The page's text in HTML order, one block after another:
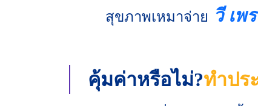
สุขภาพเหมาจ่าย วี เพ
คุ้มค่าหรือไม่?ทำปร